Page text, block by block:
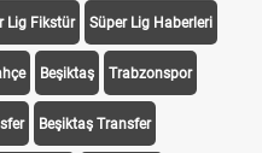
Lig Fikstür Süper Lig Haberleri
Beşiktaş Trabzonspor
Beşiktaş Transfer